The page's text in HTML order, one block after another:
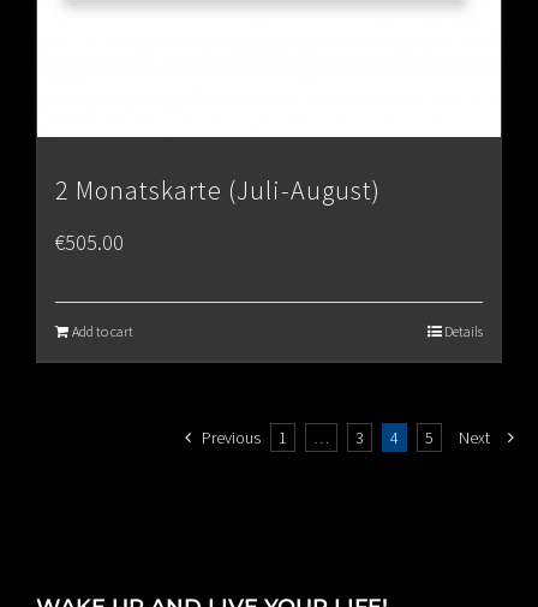
2 Monatskarte (Juli-August)
€505.00
Add to cart Details
Previous 1 … 3 4 5 Next